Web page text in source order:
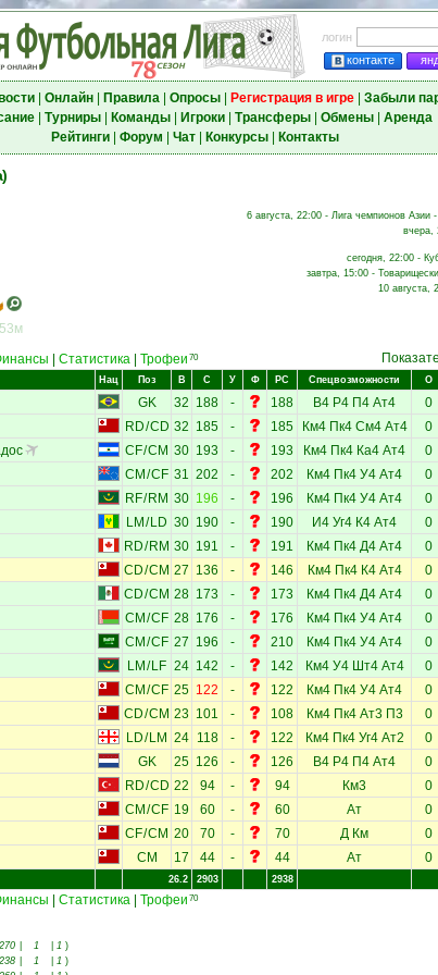
логин
контакте
| Онлайн| Правила| Опросы| Регистрация в игре| Забыли
| Турниры| Команды| Игроки| Трансферы| Обмены| Аренда
Рейтинги| Форум Чат| Конкурсы| Контакты
6 августа, 22:00 - Лига чемпионов Азии
вчера,
сегодня, 22:00 -
завтра, 15:00 -
10 августа,
Статистика Трофеи 70
Нац Поз В С У Ф РС Спецвозможности О
GK 32 188 - 188 В4 Р4 П4 Ат4 0
RD/CD 32 185 - 185 Км4 Пк4 См4 Ат4 0
CF/CM 30 193 - 193 Км4 Пк4 Ка4 Ат4 0
CM /CF 31 202 - 202 Км4 Пк4 У4 Ат4 0
RF/ RM 30 196 - 196 Км4 Пк4 У4 Ат4 0
LM / LD 30 190 - 190 И4 Уг4 К4 Ат4 0
RD/ RM 30 191 - 191 Км4 Пк4 Д4 Ат4 0
CD/CM 27 136 - 146 Км4 Пк4 К4 Ат4 0
CD/CM 28 173 - 173 Км4 Пк4 Д4 Ат4 0
CM /CF 28 176 - 176 Км4 Пк4 У4 Ат4 0
CM /CF 27 196 - 210 Км4 Пк4 У4 Ат4 0
LM / LF 24 142 - 142 Км4 У4 Шт4 Ат4 0
CM /CF 25 122 - 122 Км4 Пк4 У4 Ат4 0
CD/CM 23 101 - 108 Км4 Пк4 Ат3 П3 0
LD/ LM 24 118 - 122 Км4 Пк4 Уг4 Ат2 0
GK 25 126 - 126 В4 Р4 П4 Ат4 0
RD/CD 22 94 - 94 Км3 0
CM /CF 19 60 - 60 Ат 0
CF/CM 20 70 - 70 Д Км 0
CM 17 44 - 44 Ат 0
26.2 2903 2938
Статистика Трофеи 70
270 1 1 )
238 1 1 )